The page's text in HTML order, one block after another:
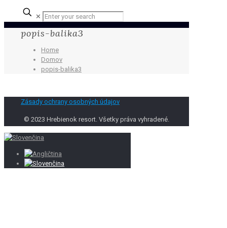
✕
popis-balika3
Home
Domov
popis-balika3
Zásady ochrany osobných údajov
© 2023 Hrebienok resort. Všetky práva vyhradené.